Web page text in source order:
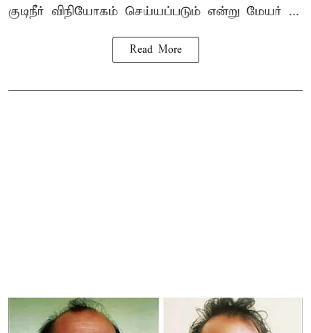
குடிநீர் விநியோகம் செய்யப்படும் என்று மேயர் ...
Read More